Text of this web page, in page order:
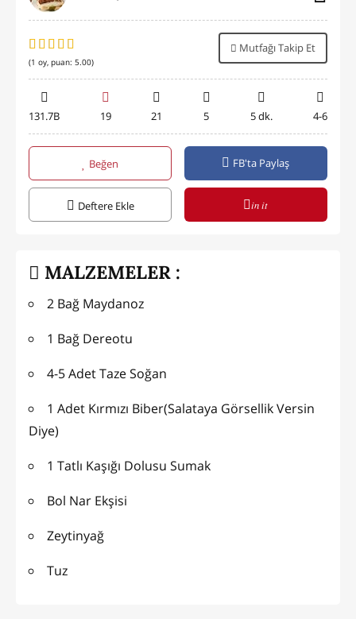
(1 oy, puan: 5.00)
Mutfağı Takip Et
131.7B 19 21 5 5 dk. 4-6
Beğen FB'ta Paylaş
Deftere Ekle in it
MALZEMELER :
2 Bağ Maydanoz
1 Bağ Dereotu
4-5 Adet Taze Soğan
1 Adet Kırmızı Biber(Salataya Görsellik Versin
Diye)
1 Tatlı Kaşığı Dolusu Sumak
Bol Nar Ekşisi
Zeytinyağ
Tuz